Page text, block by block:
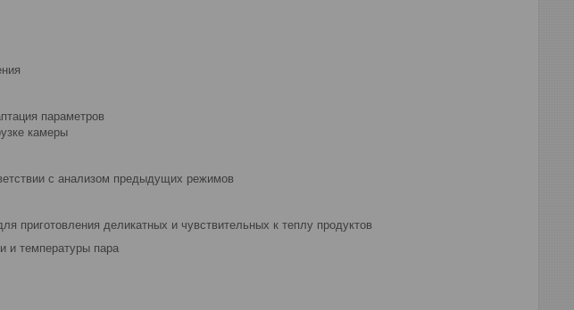
параметров
камеры
с анализом предыдущих режимов
приготовления деликатных и чувствительных к теплу продуктов
и температуры пара